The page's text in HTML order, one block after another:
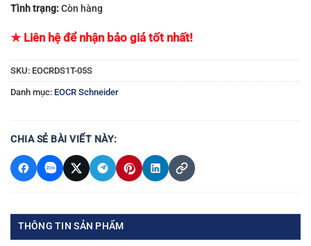
Tình trạng:Còn hàng
★ Liên hệ để nhận bảo giá tốt nhất!
SKU: EOCRDS1T-05S
Danh mục: EOCR Schneider
CHIA SẺ BÀI VIẾT NÀY:
THÔNG TIN SẢN PHẨM